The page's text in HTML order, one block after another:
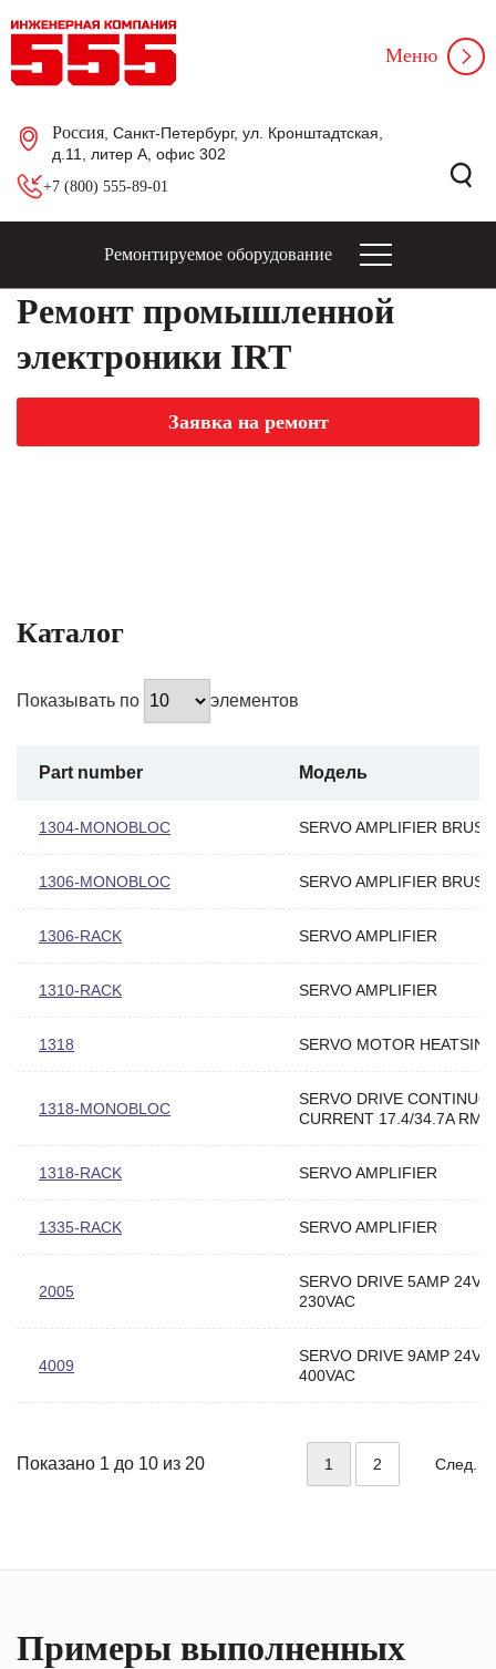
Россия , Санкт-Петербург, ул. Кронштадтская,
д.11, литер А, офис 302
+7 (800) 555-89-01
Меню
Ремонтируемое оборудование
Ремонт промышленной
электроники IRT
Заявка на ремонт
Каталог
Показывать по элементов
Part number Модель
1304-MONOBLOC SERVO AMPLIFIER
1306-MONOBLOC SERVO AMPLIFIER
1306-RACK SERVO AMPLIFIER
1310-RACK SERVO AMPLIFIER
1318 SERVO MOTOR
1318-MONOBLOC
SERVO DRIVE
CURRENT 17.4/34.7A RMS
1318-RACK SERVO AMPLIFIER
1335-RACK SERVO AMPLIFIER
2005
SERVO DRIVE 5AMP
230VAC
4009
SERVO DRIVE 9AMP
400VAC
Показано 1 до 10 из 20 1 2 След.
Примеры выполненных